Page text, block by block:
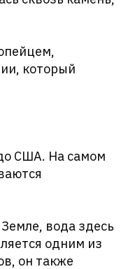
который
США. На самом
вода здесь
одним из
он также